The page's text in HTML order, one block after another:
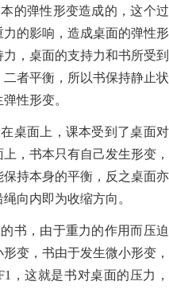
的弹性形变造成的，这个过
的影响，造成桌面的弹性形
，桌面的支持力和书所受到
者平衡，所以书保持静止状
性形变。
桌面上，课本受到了桌面对
，书本只有自己发生形变，
持本身的平衡，反之桌面亦
向内即为收缩方向。
书，由于重力的作用而压迫
变，书由于发生微小形变，
，这就是书对桌面的压力，